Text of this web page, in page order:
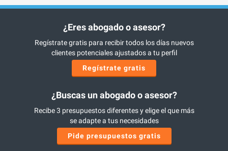
¿Eres abogado o asesor?
Regístrate gratis para recibir todos los días nuevos
clientes potenciales ajustados a tu perfil
Regístrate gratis
¿Buscas un abogado o asesor?
Recibe 3 presupuestos diferentes y elige el que más
se adapte a tus necesidades
Pide presupuestos gratis